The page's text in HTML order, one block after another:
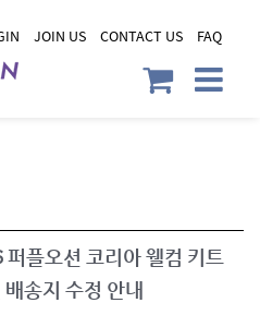
JOIN US CONTACT US FAQ
퍼플오션 코리아 웰컴 키트
송지 수정 안내